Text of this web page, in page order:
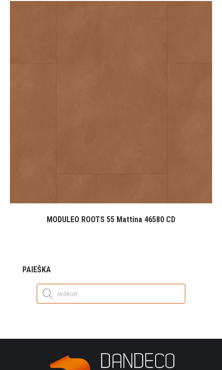
MODULEO ROOTS 55 Mattina 46580 CD
PAIEŠKA
Products
search